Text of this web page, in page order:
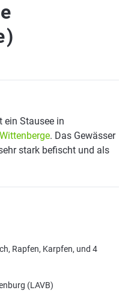
ein Stausee in
Wittenberge. Das Gewässer
stark befischt und als
Rapfen, Karpfen, und 4
(LAVB)